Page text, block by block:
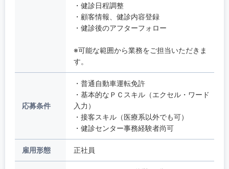
・健診日程調整
・顧客情報、健診内容登録
・健診後のアフターフォロー
※可能な範囲から業務をご担当いただきま
す。
応募条件
・普通自動車運転免許
・基本的なＰＣスキル（エクセル・ワード
入力）
・接客スキル（医療系以外でも可）
・健診センター事務経験者尚可
雇用形態 正社員